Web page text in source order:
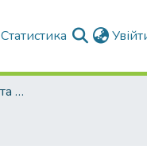
Статистика
Факультет Економіки та бізнесу